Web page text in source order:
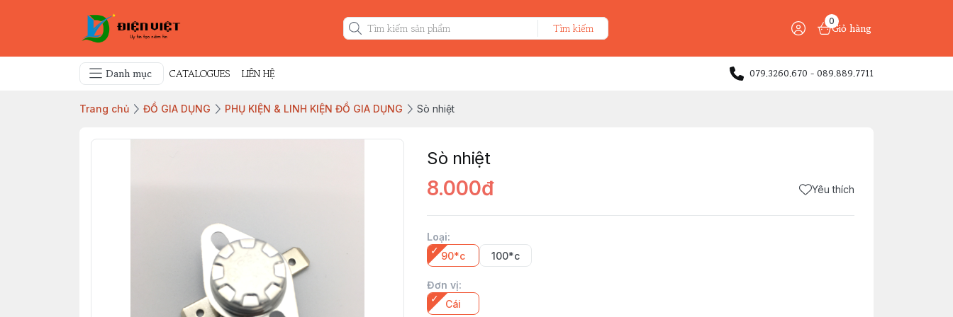
Tìm kiếm
0
Giỏ hàng
Danh mục CATALOGUES LIÊN HỆ 079.3260.670 - 089.889.7711
Trang chủ ĐỒ GIA DỤNG PHỤ KIỆN & LINH KIỆN ĐỒ GIA DỤNG Sò nhiệt
Sò nhiệt
8.000đ Yêu thích
Loại:
90*c
100*c
Đơn vị:
Cái